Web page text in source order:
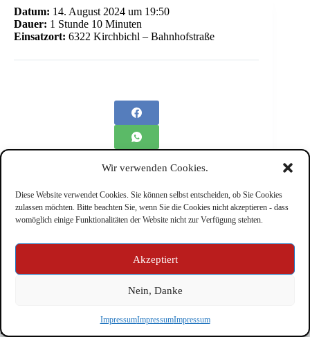
Wir verwenden Cookies.
Diese Website verwendet Cookies. Sie können selbst entscheiden, ob Sie Cookies
zulassen möchten. Bitte beachten Sie, wenn Sie die Cookies nicht akzeptieren - dass
womöglich einige Funktionalitäten der Website nicht zur Verfügung stehten.
Akzeptiert
Nein, Danke
ImpressumImpressumImpressum
Datum: 14. August 2024 um 19:50
Dauer: 1 Stunde 10 Minuten
Einsatzort: 6322 Kirchbichl – Bahnhofstraße
Copyright © Feuerwehr Kirchbichl 2026 - WordPress Theme
by